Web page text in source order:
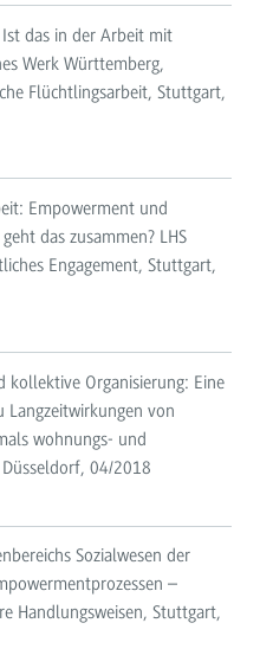
das in der Arbeit mit
Werk Württemberg,
Flüchtlingsarbeit, Stuttgart,
Empowerment und
das zusammen? LHS
Engagement, Stuttgart,
kollektive Organisierung: Eine
Langzeitwirkungen von
wohnungs- und
04/2018
Sozialwesen der
–
Handlungsweisen, Stuttgart,